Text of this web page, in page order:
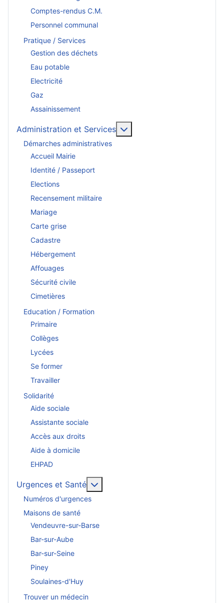
Comptes-rendus C.M.
Personnel communal
Pratique / Services
Gestion des déchets
Eau potable
Electricité
Gaz
Assainissement
Administration et Services
Démarches administratives
Accueil Mairie
Identité / Passeport
Elections
Recensement militaire
Mariage
Carte grise
Cadastre
Hébergement
Affouages
Sécurité civile
Cimetières
Education / Formation
Primaire
Collèges
Lycées
Se former
Travailler
Solidarité
Aide sociale
Assistante sociale
Accès aux droits
Aide à domicile
EHPAD
Urgences et Santé
Numéros d'urgences
Maisons de santé
Vendeuvre-sur-Barse
Bar-sur-Aube
Bar-sur-Seine
Piney
Soulaines-d'Huy
Trouver un médecin